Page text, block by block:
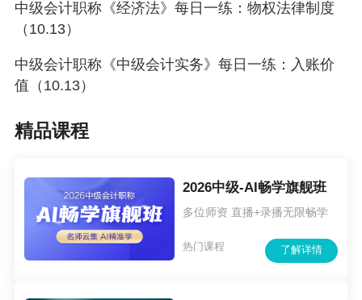
风险矩阵的优缺点
中级会计职称《经济法》每日一练：物权法律制度
（10.13）
中级会计职称《中级会计实务》每日一练：入账价
值（10.13）
精品课程
2026中级-AI畅学旗舰班
多位师资 直播+录播无限畅学
了解详情
热门课程